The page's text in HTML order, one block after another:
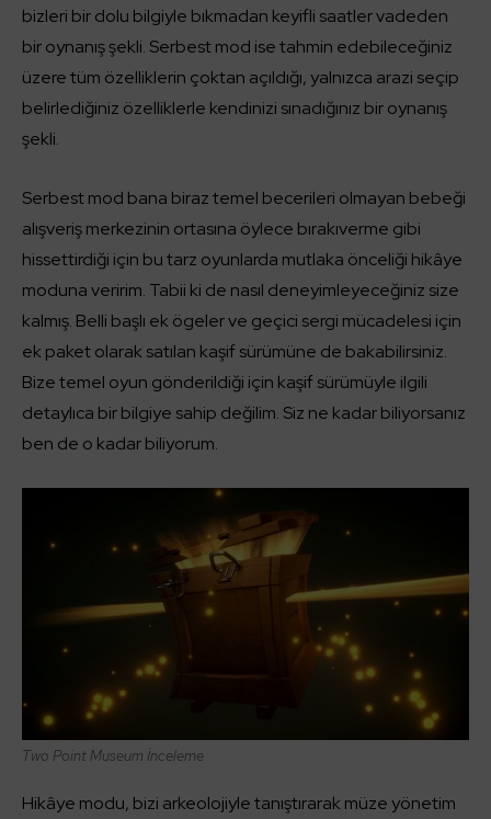
bizleri bir dolu bilgiyle bıkmadan keyifli saatler vadeden
bir oynanış şekli. Serbest mod ise tahmin edebileceğiniz
üzere tüm özelliklerin çoktan açıldığı, yalnızca arazi seçip
belirlediğiniz özelliklerle kendinizi sınadığınız bir oynanış
şekli.
Serbest mod bana biraz temel becerileri olmayan bebeği
alışveriş merkezinin ortasına öylece bırakıverme gibi
hissettirdiği için bu tarz oyunlarda mutlaka önceliği hikâye
moduna veririm. Tabii ki de nasıl deneyimleyeceğiniz size
kalmış. Belli başlı ek ögeler ve geçici sergi mücadelesi için
ek paket olarak satılan kaşif sürümüne de bakabilirsiniz.
Bize temel oyun gönderildiği için kaşif sürümüyle ilgili
detaylıca bir bilgiye sahip değilim. Siz ne kadar biliyorsanız
ben de o kadar biliyorum.
Two Point Museum İnceleme
Hikâye modu, bizi arkeolojiyle tanıştırarak müze yönetim